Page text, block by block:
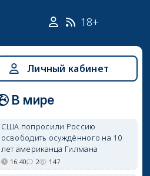
18+
Личный кабинет
В мире
США попросили Россию
освободить осуждённого на 10
лет американца Гилмана
16:40 2 147